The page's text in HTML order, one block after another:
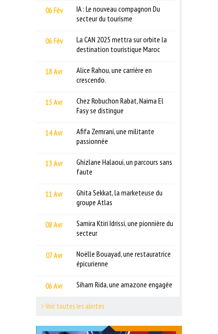
06 Fév
IA : Le nouveau compagnon Du
secteur du tourisme
06 Fév
La CAN 2025 mettra sur orbite la
destination touristique Maroc
18 Avr
Alice Rahou, une carrière en
crescendo.
15 Avr
Chez Robuchon Rabat, Naima El
Fasy se distingue
14 Avr
Afifa Zemrani, une militante
passionnée
13 Avr
Ghizlane Halaoui, un parcours sans
faute
11 Avr
Ghita Sekkat, la marketeuse du
groupe Atlas
08 Avr
Samira Ktiri Idrissi, une pionnière du
secteur
07 Avr
Noëlle Bouayad, une restauratrice
épicurienne
06 Avr Siham Rida, une amazone engagée
> Voir toutes les alertes